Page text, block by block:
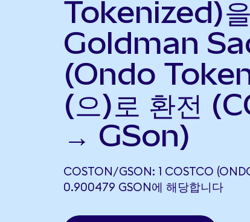
Tokenized)
Goldman
(Ondo
(으)로 환전
→ GSon)
COSTON/GSON: 1 COSTCO
0.900479 GSON에 해당합니다